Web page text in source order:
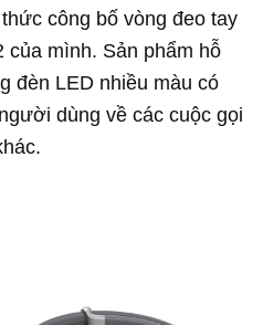
công bố vòng đeo tay
của mình. Sản phẩm hỗ
đèn LED nhiều màu có
dùng về các cuộc gọi